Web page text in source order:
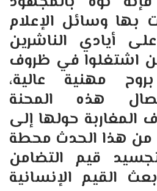
بها وسائل الإعلام
أيادي الناشرين
اشتغلوا في ظروف
مهنية عالية،
هذه المحنة
المغاربة حولها إلى
من هذا الحدث محطة
قيم التضامن
وبعث القيم الإنسانية